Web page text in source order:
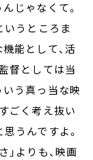
じゃなくて。
いうところま
能として、活
督としては当
う真っ当な映
ごく考え抜い
うんですよ。
」よりも、映画